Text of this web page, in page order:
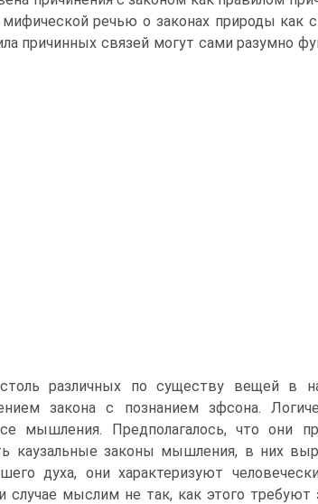
мифической речью о законах природы как
причинных связей могут сами разумно
различных по существу вещей в
закона с познанием зфсона.
мышления. Предполагалось, что они
каузальные законы мышления, в них
духа, они характеризуют
мыслим не так, как этого